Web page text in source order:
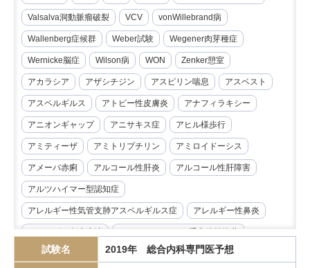
Valsalva洞動脈瘤破裂 VCV vonWillebrand病
Wallenberg症候群 Weber試験 Wegener肉芽種症
Wernicke脳症 Wilson病 WON Zenker憩室
アカラシア アザシチジン アスピリン喘息 アスベスト
アスペルギルス アトピー性皮膚炎 アナフィラキシー
アニオンギャップ アニサキス症 アヒル様歩行
アミティーザ アミトリプチリン アミロイドーシス
アメーバ赤痢 アルコール性肝炎 アルコール性肝障害
アルツハイマー型認知症
アレルギー性気管支肺アスペルギルス症 アレルギー性鼻炎
イマチニブ インスリノーマ インピーダンス試験
試験名 2019年 総合内科専門医予想